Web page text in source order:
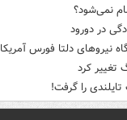
نمی‌شود؟
در دورود
نیروهای دلتا فورس آمریکا
تغییر کرد
را گرفت!